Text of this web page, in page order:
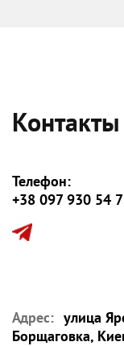
Контакты
Телефон:
+38 097 930 54
Адрес: улица
Борщаговка,